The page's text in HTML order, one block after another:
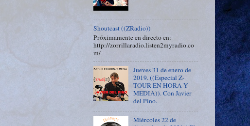
Shoutcast ((ZRadio))
Próximamente en directo en:
http://zorrillaradio.listen2myradio.co
m/
Jueves 31 de enero de
2019. ((Especial Z-
TOUR EN HORA Y
MEDIA)). Con Javier
del Pino.
Miércoles 22 de